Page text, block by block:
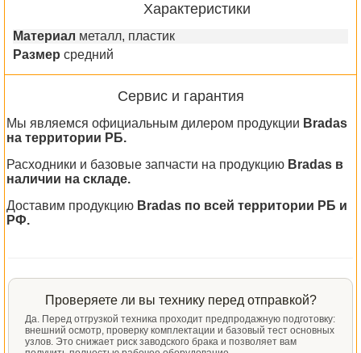
Характеристики
Материал металл, пластик
Размер средний
Сервис и гарантия
Мы являемся официальным дилером продукции Bradas
на территории РБ.
Расходники и базовые запчасти на продукцию Bradas в
наличии на складе.
Доставим продукцию Bradas по всей территории РБ и
РФ.
Проверяете ли вы технику перед отправкой?
Да. Перед отгрузкой техника проходит предпродажную подготовку:
внешний осмотр, проверку комплектации и базовый тест основных
узлов. Это снижает риск заводского брака и позволяет вам